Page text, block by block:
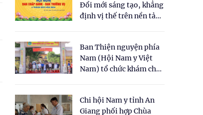
Đổi mới sáng tạo, khẳng
định vị thế trên nền tảng
Ban Thiện nguyện phía
Nam (Hội Nam y Việt
Nam) tổ chức khám chữa
dân tại xã Tân Tập
Chi hội Nam y tỉnh An
Giang phối hợp Chùa